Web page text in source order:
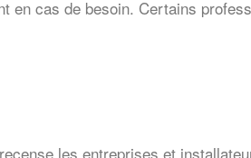
en cas de besoin. Certains
les entreprises et